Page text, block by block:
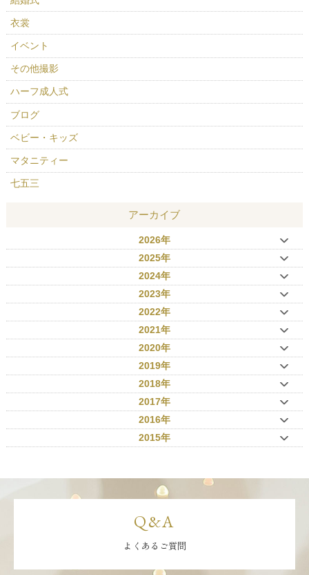
衣裳
イベント
その他撮影
ハーフ成人式
ブログ
ベビー・キッズ
マタニティー
七五三
アーカイブ
2026年
2025年
2024年
2023年
2022年
2021年
2020年
2019年
2018年
2017年
2016年
2015年
Q&A
よくあるご質問